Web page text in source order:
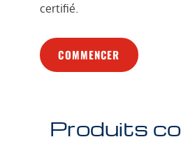
certifié.
COMMENCER
Produits